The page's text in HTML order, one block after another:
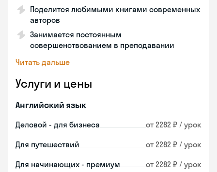
Поделится любимыми книгами современных
авторов
Занимается постоянным
совершенствованием в преподавании
Читать дальше
Услуги и цены
Английский язык
Деловой - для бизнеса от 2282 ₽ / урок
Для путешествий от 2282 ₽ / урок
Для начинающих - премиум от 2282 ₽ / урок